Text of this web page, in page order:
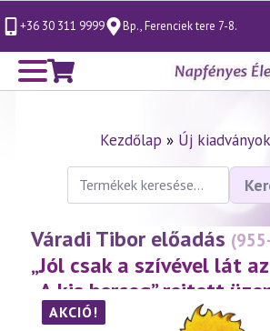
+36 30 311 9999 Bp., Ferenciek tere 7-8.
Kezdőlap » Új kiadványok
Keresés
következőre:
Váradi Tibor előadás
„Jól csak a szívével lát
„A kis herceg” rejtett
spirituális szemmel(1-3.
AKCIÓ!